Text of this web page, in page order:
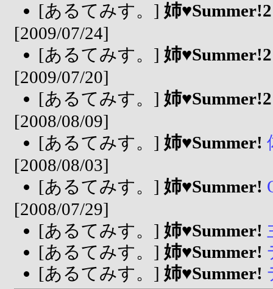
[あるてみす。] 姉♥Summer!2
[2009/07/24]
[あるてみす。] 姉♥Summer!2
[2009/07/20]
[あるてみす。] 姉♥Summer!2
[2008/08/09]
[あるてみす。] 姉♥Summer!
[2008/08/03]
[あるてみす。] 姉♥Summer!
[2008/07/29]
[あるてみす。] 姉♥Summer!
[あるてみす。] 姉♥Summer!
[あるてみす。] 姉♥Summer!